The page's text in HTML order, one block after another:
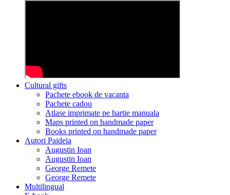
Cultural gifts
Pachete ebook de vacanta
Pachete cadou
Atlase imprimate pe hartie manuala
Maps printed on handmade paper
Books printed on handmade paper
Autori Paideia
Augustin Ioan
Augustin Ioan
George Remete
George Remete
Multilingual